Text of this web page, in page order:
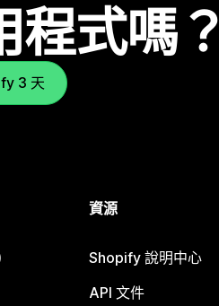
程式嗎？
3 天
資源
Shopify 說明中心
API 文件